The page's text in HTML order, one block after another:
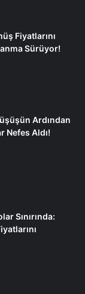
Fiyatlarını
Sürüyor!
Ardından
Nefes Aldı!
Sınırında: